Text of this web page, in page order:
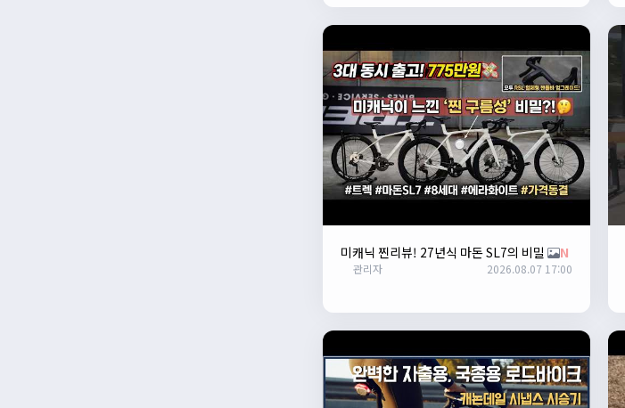
미캐닉 찐리뷰! 27년식 마돈 SL7의 비밀 N
관리자 2026.08.07 17:00